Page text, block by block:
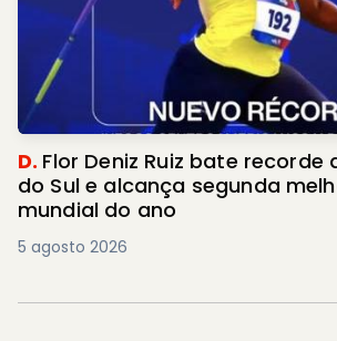
D. Flor Deniz Ruiz bate recorde
do Sul e alcança segunda
mundial do ano
5 agosto 2026